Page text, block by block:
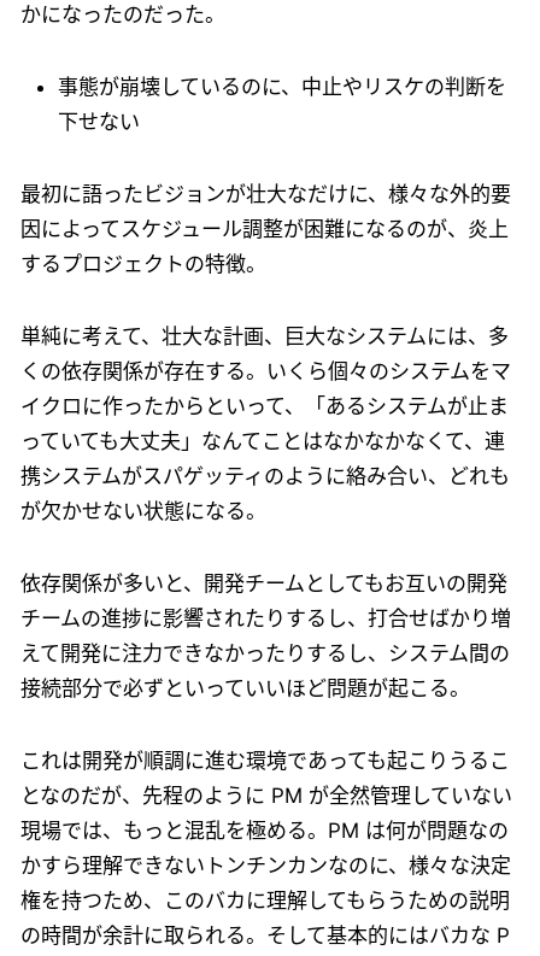
かになったのだった。
事態が崩壊しているのに、中止やリスケの判断を
下せない
最初に語ったビジョンが壮大なだけに、様々な外的要
因によってスケジュール調整が困難になるのが、炎上
するプロジェクトの特徴。
単純に考えて、壮大な計画、巨大なシステムには、多
くの依存関係が存在する。いくら個々のシステムをマ
イクロに作ったからといって、「あるシステムが止ま
っていても大丈夫」なんてことはなかなかなくて、連
携システムがスパゲッティのように絡み合い、どれも
が欠かせない状態になる。
依存関係が多いと、開発チームとしてもお互いの開発
チームの進捗に影響されたりするし、打合せばかり増
えて開発に注力できなかったりするし、システム間の
接続部分で必ずといっていいほど問題が起こる。
これは開発が順調に進む環境であっても起こりうるこ
となのだが、先程のように PM が全然管理していない
現場では、もっと混乱を極める。PM は何が問題なの
かすら理解できないトンチンカンなのに、様々な決定
権を持つため、このバカに理解してもらうための説明
の時間が余計に取られる。そして基本的にはバカな P